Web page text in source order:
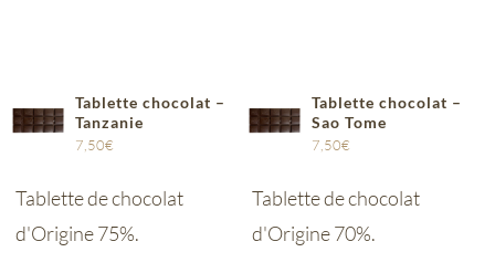
Tablette chocolat –
Tanzanie
7,50€
Tablette de chocolat
d'Origine 75%.
Tablette chocolat –
Sao Tome
7,50€
Tablette de chocolat
d'Origine 70%.